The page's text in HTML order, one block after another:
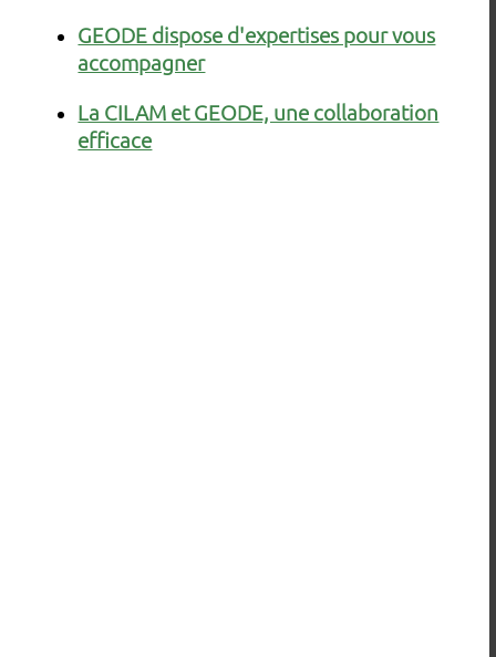
GEODE dispose d'expertises pour vous
accompagner
La CILAM et GEODE, une collaboration
efficace